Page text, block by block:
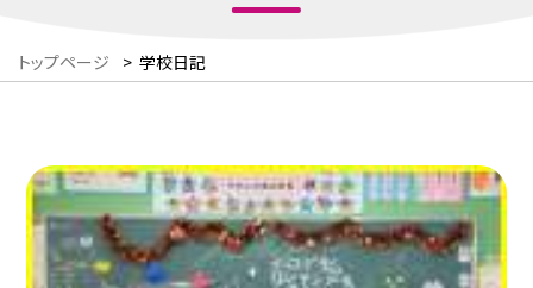
トップページ > 学校日記